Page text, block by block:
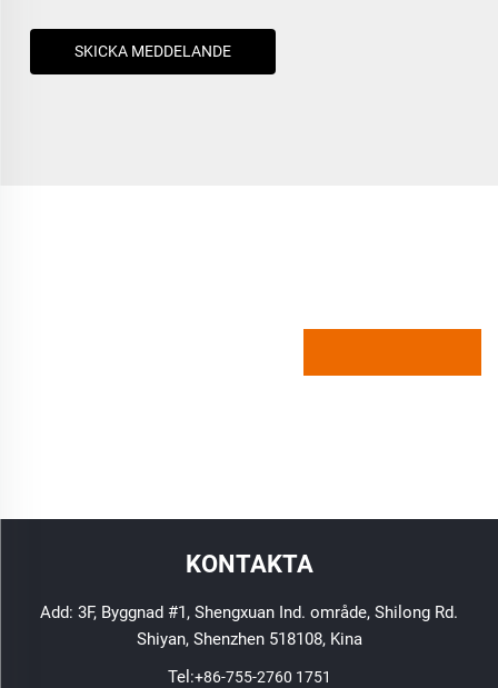
SKICKA MEDDELANDE
KONTAKTA
Add: 3F, Byggnad #1, Shengxuan Ind. område, Shilong Rd.
Shiyan, Shenzhen 518108, Kina
Tel:+86-755-2760 1751